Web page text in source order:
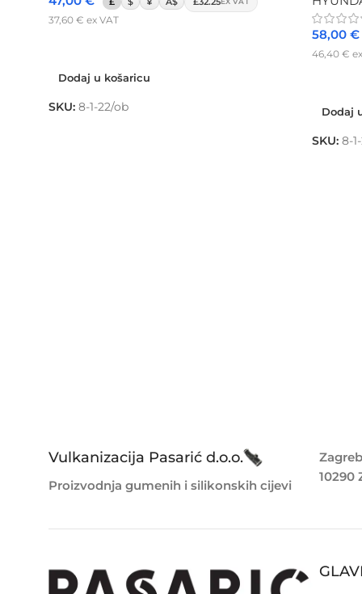
37,60 € ex VAT
Dodaj u košaricu
SKU: 8-1-22/ob
58,00 €
46,40 €
Dodaj
SKU: 8-
Vulkanizacija Pasarić d.o.o.
Proizvodnja gumenih i silikonskih cijevi
10290